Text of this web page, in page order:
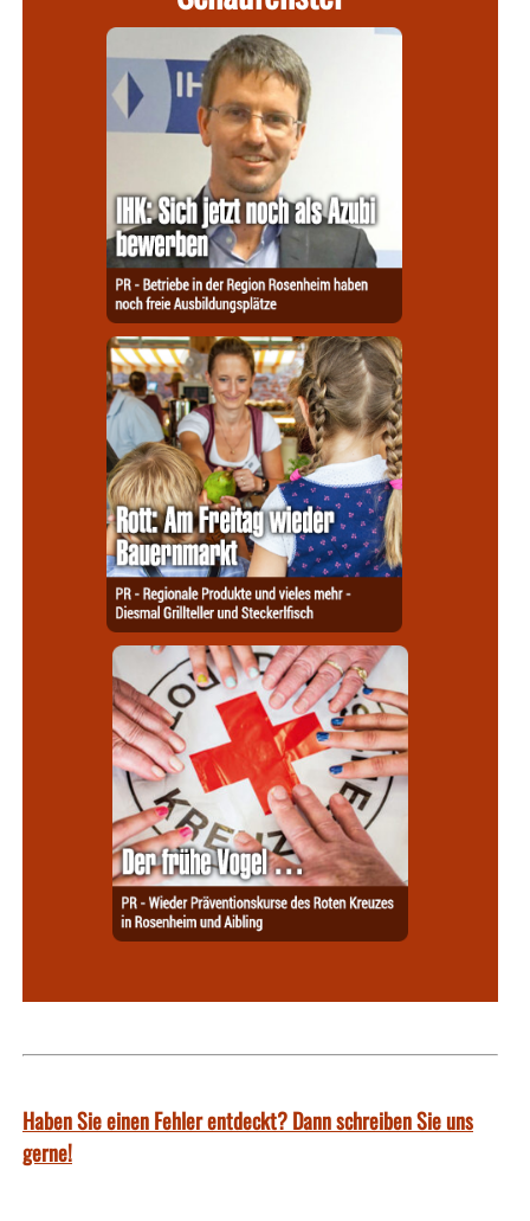
Haben Sie einen Fehler entdeckt? Dann schreiben Sie uns
gerne!